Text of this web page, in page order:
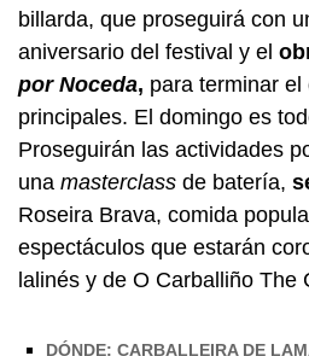
billarda, que proseguirá con
aniversario del festival y el
por Noceda, para terminar
principales. El domingo es
Proseguirán las actividades
una masterclass de batería,
Roseira Brava, comida
espectáculos que estarán
lalinés y de O Carballiño The
DÓNDE: CARBALLEIRA DE